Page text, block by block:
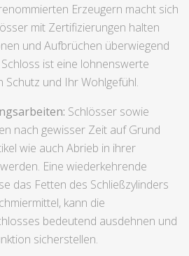
Erzeugern macht sich
mit Zertifizierungen halten
und Aufbrüchen überwiegend
ist eine lohnenswerte
Schutz und Ihr Wohlgefühl.
Schlösser sowie
nach gewisser Zeit auf Grund
wie auch Abrieb in ihrer
Eine wiederkehrende
das Fetten des Schließzylinders
kann die
bedeutend ausdehnen und
sicherstellen.